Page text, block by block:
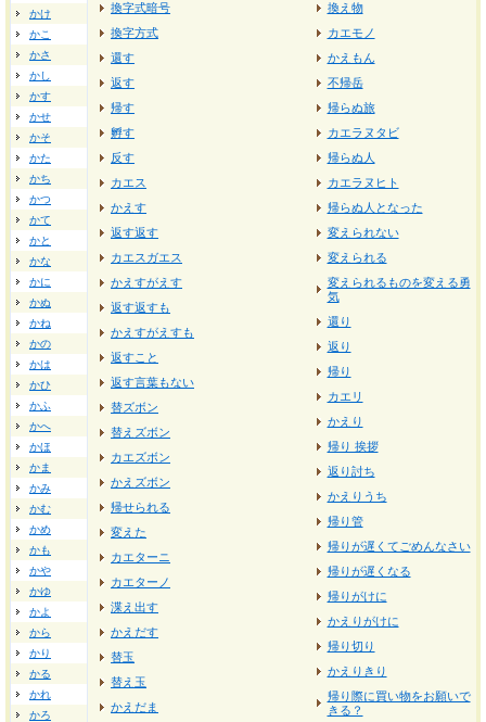
かけ
かこ
かさ
かし
かす
かせ
かそ
かた
かち
かつ
かて
かと
かな
かに
かぬ
かね
かの
かは
かひ
かふ
かへ
かほ
かま
かみ
かむ
かめ
かも
かや
かゆ
かよ
から
かり
かる
かれ
かろ
換字式暗号
換字方式
還す
返す
帰す
孵す
反す
カエス
かえす
返す返す
カエスガエス
かえすがえす
返す返すも
かえすがえすも
返すこと
返す言葉もない
替ズボン
替えズボン
カエズボン
かえズボン
帰せられる
変えた
カエターニ
カエターノ
渫え出す
かえだす
替玉
替え玉
かえだま
換え物
カエモノ
かえもん
不帰岳
帰らぬ旅
カエラヌタビ
帰らぬ人
カエラヌヒト
帰らぬ人となった
変えられない
変えられる
変えられるものを変える勇
気
還り
返り
帰り
カエリ
かえり
帰り 挨拶
返り討ち
かえりうち
帰り管
帰りが遅くてごめんなさい
帰りが遅くなる
帰りがけに
かえりがけに
帰り切り
かえりきり
帰り際に買い物をお願いで
きる？